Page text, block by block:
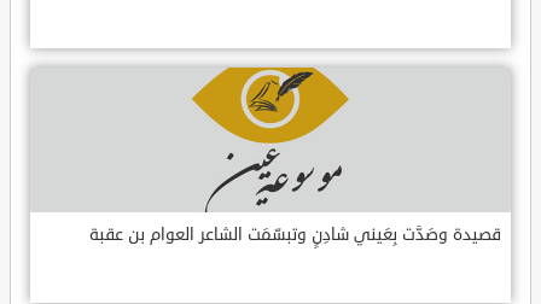
قصيدة وصَدَّت بِعَيني شادِنٍ وتبسّمَت الشاعر العوام بن عقبة